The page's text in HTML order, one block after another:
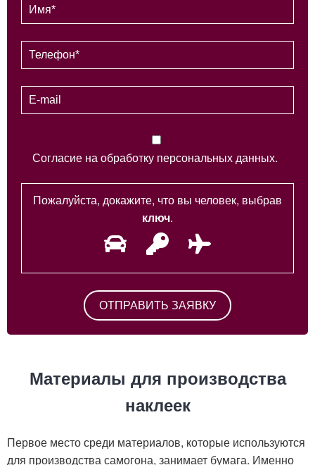
Согласие на обработку персональных данных.
Пожалуйста, докажите, что вы человек, выбрав
ключ.
Материалы для производства
наклеек
Первое место среди материалов, которые используются
для производства самогона, занимает бумага. Именно